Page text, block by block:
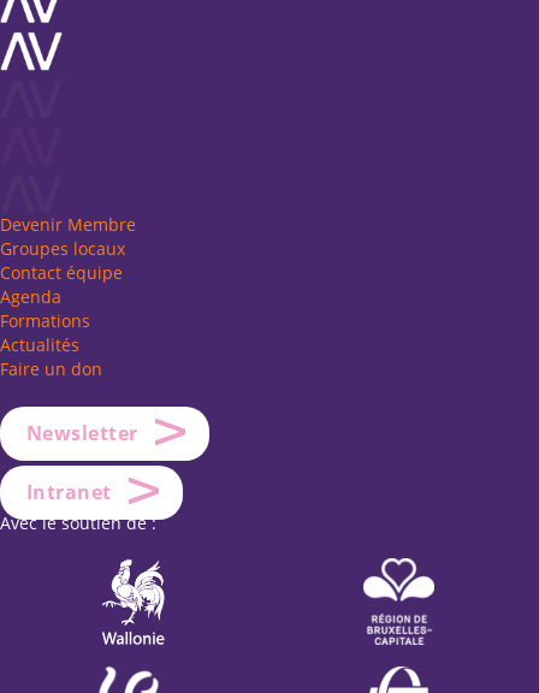
Devenir Membre
Groupes locaux
Contact équipe
Agenda
Formations
Actualités
Faire un don
Newsletter
Intranet
Avec le soutien de :